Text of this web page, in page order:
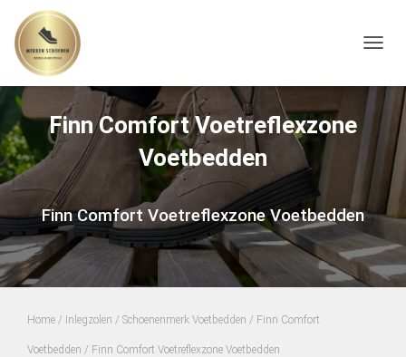
Finn Comfort Voetreflexzone
Voetbedden
Finn Comfort Voetreflexzone Voetbedden
Home / Inlegzolen / Schoenenmerk Voetbedden / Finn Comfort
Voetbedden / Finn Comfort Voetreflexzone Voetbedden